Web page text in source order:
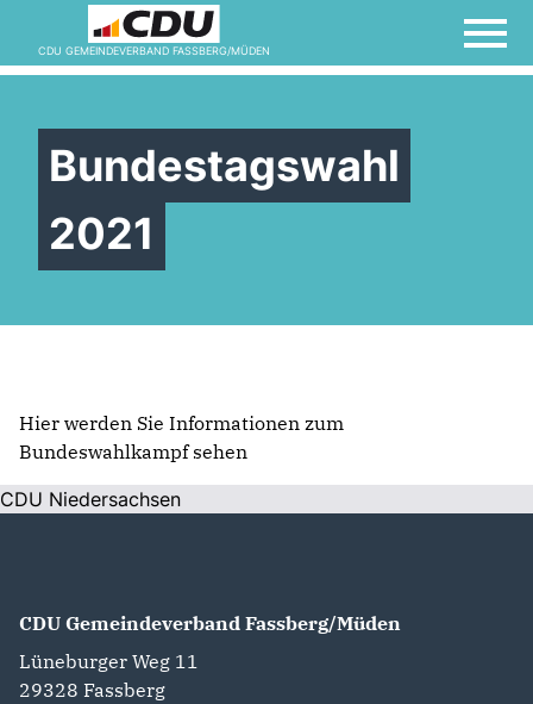
CDU GEMEINDEVERBAND FASSBERG/MÜDEN
Bundestagswahl
2021
Hier werden Sie Informationen zum
Bundeswahlkampf sehen
CDU Niedersachsen
CDU Gemeindeverband Fassberg/Müden
Lüneburger Weg 11
29328 Fassberg